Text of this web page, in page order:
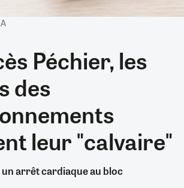
Péchier, les
des
leur "calvaire"
arrêt cardiaque au bloc